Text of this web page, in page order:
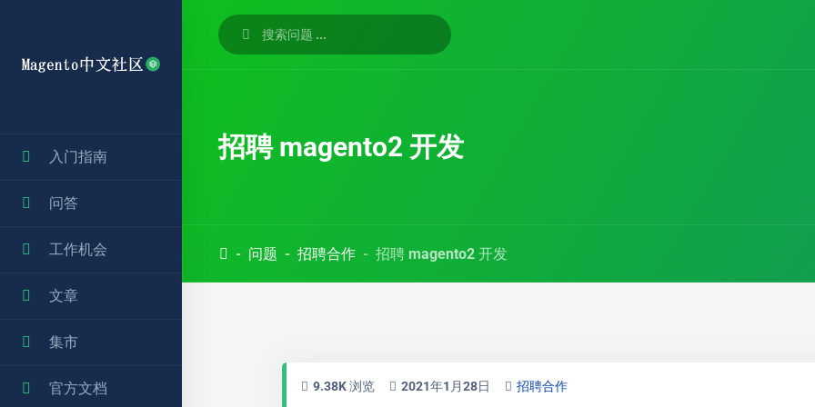
入门指南
问答
工作机会
文章
集市
官方文档
招聘 magento2 开发
问题 招聘合作 招聘 magento2 开发
9.38K 浏览 2021年1月28日 招聘合作